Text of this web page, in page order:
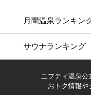
月間温泉ランキン
サウナランキング
ニフティ温泉公
おトク情報や